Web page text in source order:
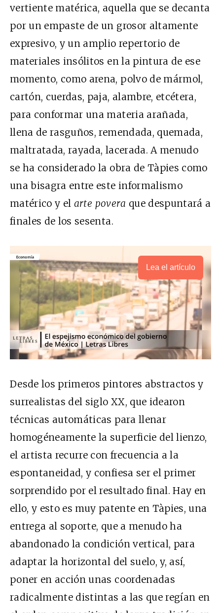
vertiente matérica, aquella que se decanta
por un empaste de un grosor altamente
expresivo, y un amplio repertorio de
materiales insólitos en la pintura de ese
momento, como arena, polvo de mármol,
cartón, cuerdas, paja, alambre, etcétera,
para conformar una materia arañada,
llena de rasguños, remendada, quemada,
maltratada, rayada, lacerada. A menudo
se ha considerado la obra de Tàpies como
una bisagra entre este informalismo
matérico y el arte povera que despuntará a
finales de los sesenta.
Lea el artículo
Desde los primeros pintores abstractos y
surrealistas del siglo XX, que idearon
técnicas automáticas para llenar
homogéneamente la superficie del lienzo,
el artista recurre con frecuencia a la
espontaneidad, y confiesa ser el primer
sorprendido por el resultado final. Hay en
ello, y esto es muy patente en Tàpies, una
entrega al soporte, que a menudo ha
abandonado la condición vertical, para
adaptar la horizontal del suelo, y, así,
poner en acción unas coordenadas
radicalmente distintas a las que regían en